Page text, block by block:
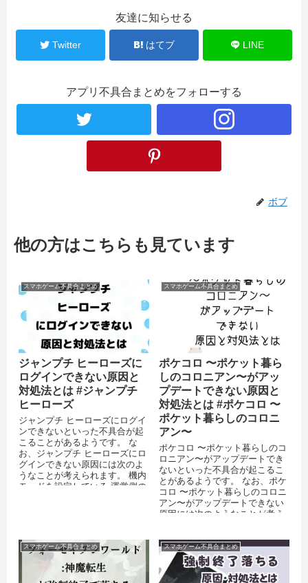
友達に知らせる
Twitter はてブ LINE
アプリ不具合まとめをフォローする
ボブ
他の方はこちらも見ています
スマホゲーム不具合まとめ
ジャンプチ ヒーローズに
ログインできない原因と
対処法とは #ジャンプチ
ヒーローズ
ジャンプチ ヒーローズにログイ
ンできないといった不具合が起
こることがあるようです。 な
お、ジャンプチ ヒーローズにロ
グインできない原因には次のよ
うなことが考えられます。 機内
モードを設定している 運営側の
スマホゲーム不具合まとめ
ポケコロ 〜ポケット暮ら
しのコロニアン〜がアッ
プデートできない原因と
対処法とは #ポケコロ 〜
ポケット暮らしのコロニ
アン〜
ポケコロ 〜ポケット暮らしのコ
ロニアン〜がアップデートでき
ないといった不具合が起こるこ
とがあるようです。 なお、ポケ
コロ 〜ポケット暮らしのコロニ
アン〜がアップデートできない
原因には次のようなことが考え
スマホゲーム不具合まとめ スマホゲーム不具合まとめ